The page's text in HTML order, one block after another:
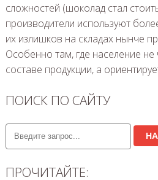
сложностей (шоколад стал
производители используют
их излишков на складах нынче
Особенно там, где население
составе продукции, а
ПОИСК ПО САЙТУ
ПРОЧИТАЙТЕ: